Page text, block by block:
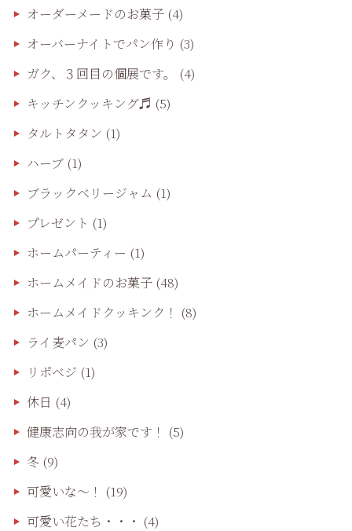
オーダーメードのお菓子(4)
オーバーナイトでパン作り (3)
ガク、３回目の個展です。
(4)
キッチンクッキング♬ (5)
タルトタタン (1)
ハーブ(1)
ブラックベリージャム (1)
プレゼント (1)
ホームパーティー (1)
ホームメイドのお菓子(48)
ホームメイドクッキンク！ (8)
ライ麦パン (3)
リポベジ (1)
休日 (4)
健康志向の我が家です！ (5)
冬(9)
可愛いな〜！ (19)
可愛い花たち・・・ (4)